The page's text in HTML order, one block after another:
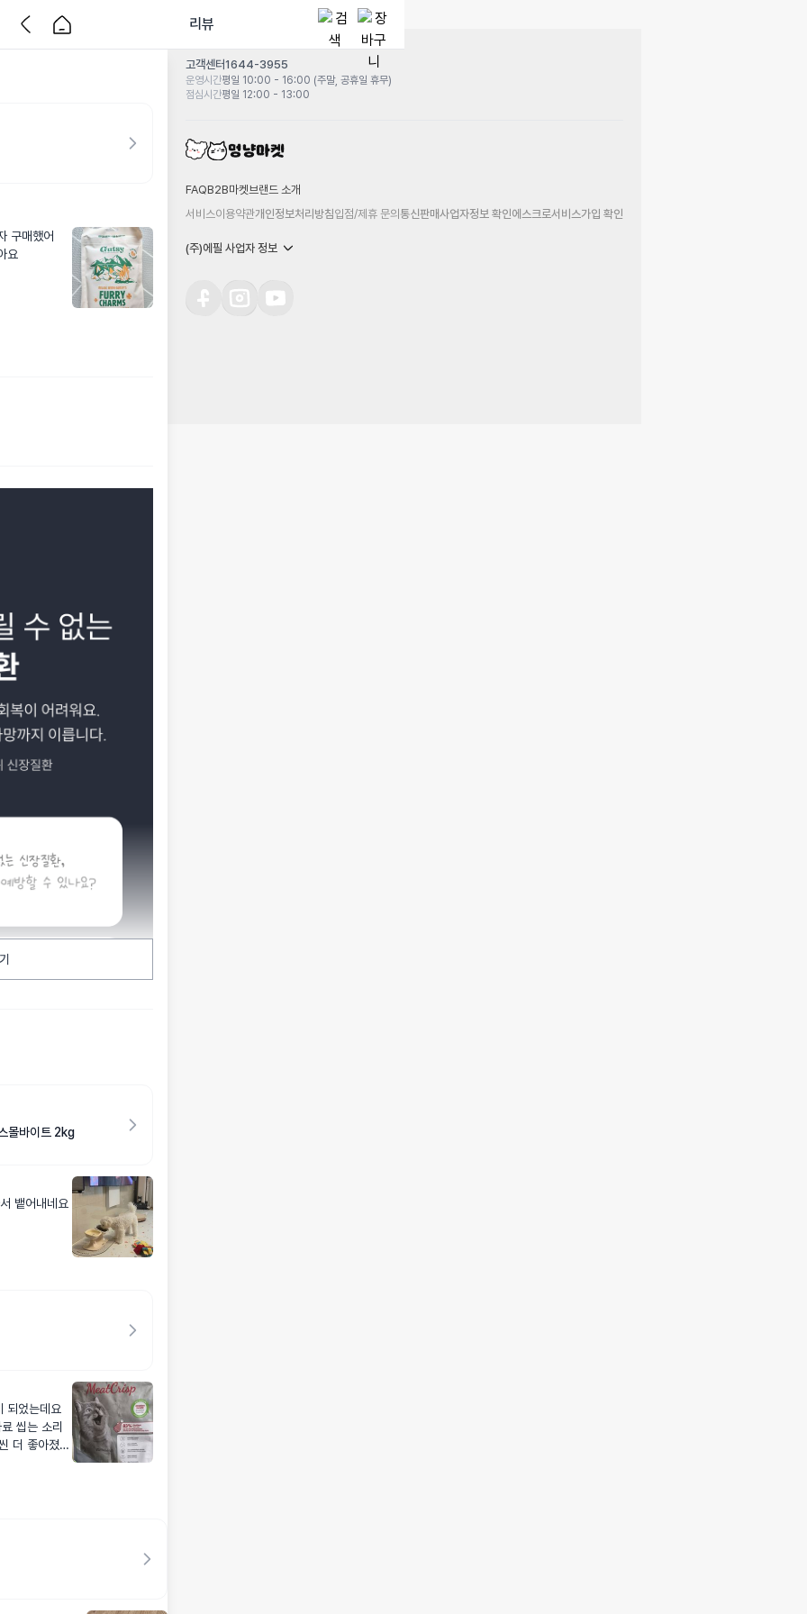
리뷰
구매했어
요
몰바이트 2kg
뱉어내네요
되었는데요
씹는 소리
더 좋아졌습
고객센터1644-3955
운영시간평일 10:00 - 16:00 (주말, 공휴일 휴무)
점심시간평일 12:00 - 13:00
FAQB2B마켓 브랜드 소개
서비스이용약관개인정보처리방침입점/제휴 문의통신판매사업자정보 확인에스크로서비스가입 확인
(주)에필 사업자 정보